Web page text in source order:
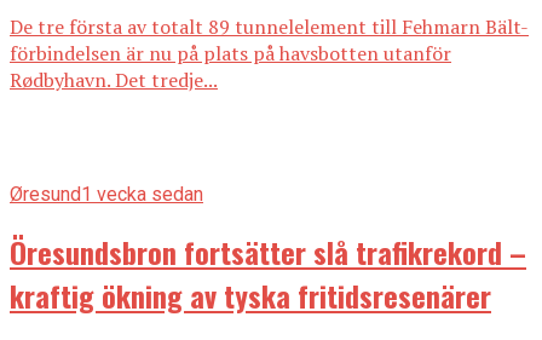
De tre första av totalt 89 tunnelelement till Fehmarn Bält-
förbindelsen är nu på plats på havsbotten utanför
Rødbyhavn. Det tredje...
Øresund1 vecka sedan
Öresundsbron fortsätter slå trafikrekord –
kraftig ökning av tyska fritidsresenärer